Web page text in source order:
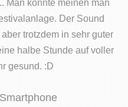
Man könnte meinen man
Der Sound
trotzdem in sehr guter
halbe Stunde auf voller
gesund. :D